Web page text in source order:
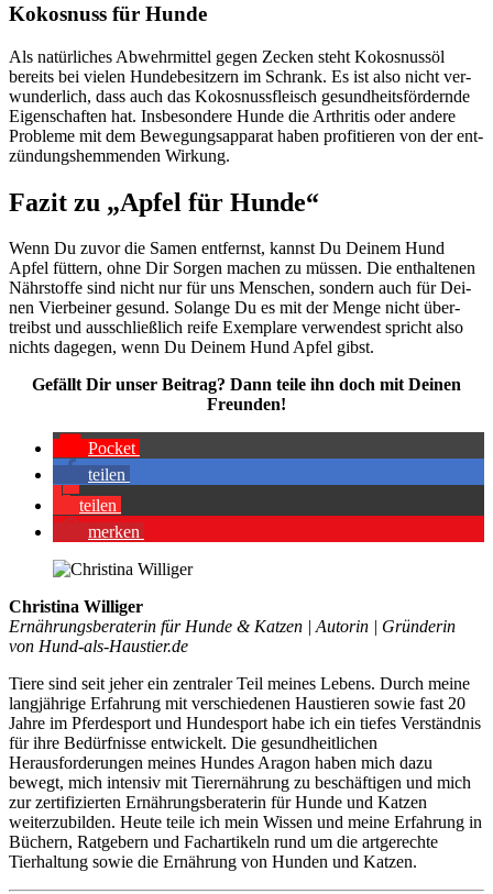
Kokos­nuss für Hun­de
Als natür­li­ches Abwehr­mit­tel gegen Zecken steht Kokos­nuss­öl
bereits bei vie­len Hun­de­be­sit­zern im Schrank. Es ist also nicht ver­
wun­der­lich, dass auch das Kokos­nuss­fleisch gesund­heits­för­dern­de
Eigen­schaf­ten hat. Ins­be­son­de­re Hun­de die Arthri­tis oder ande­re
Pro­ble­me mit dem Bewe­gungs­ap­pa­rat haben pro­fi­tie­ren von der ent­
zün­dungs­hem­men­den Wir­kung.
Fazit zu „Apfel für Hun­de“
Wenn Du zuvor die Samen ent­fernst, kannst Du Dei­nem Hund
Apfel füt­tern, ohne Dir Sor­gen machen zu müs­sen. Die ent­hal­te­nen
Nähr­stof­fe sind nicht nur für uns Men­schen, son­dern auch für Dei­
nen Vier­bei­ner gesund. Solan­ge Du es mit der Men­ge nicht über­
treibst und aus­schließ­lich rei­fe Exem­pla­re ver­wen­dest spricht also
nichts dage­gen, wenn Du Dei­nem Hund Apfel gibst.
Gefällt Dir unser Bei­trag? Dann tei­le ihn doch mit Dei­nen
Freun­den!
Pocket
tei­len
tei­len
mer­ken
Christina Williger
Ernährungsberaterin für Hunde & Katzen | Autorin | Gründerin
von Hund-als-Haustier.de
Tiere sind seit jeher ein zentraler Teil meines Lebens. Durch meine
langjährige Erfahrung mit verschiedenen Haustieren sowie fast 20
Jahre im Pferdesport und Hundesport habe ich ein tiefes Verständnis
für ihre Bedürfnisse entwickelt. Die gesundheitlichen
Herausforderungen meines Hundes Aragon haben mich dazu
bewegt, mich intensiv mit Tierernährung zu beschäftigen und mich
zur zertifizierten Ernährungsberaterin für Hunde und Katzen
weiterzubilden. Heute teile ich mein Wissen und meine Erfahrung in
Büchern, Ratgebern und Fachartikeln rund um die artgerechte
Tierhaltung sowie die Ernährung von Hunden und Katzen.